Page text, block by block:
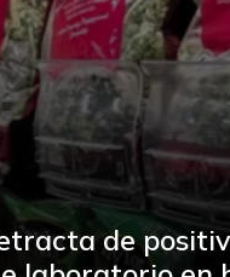
de